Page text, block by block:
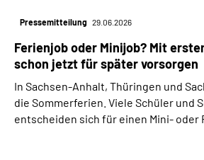
Pressemitteilung 29.06.2026
Ferienjob oder Minijob? Mit
schon jetzt für später vorsorgen
In Sachsen-Anhalt, Thüringen und
die Sommerferien. Viele Schüler und
entscheiden sich für einen Mini- oder